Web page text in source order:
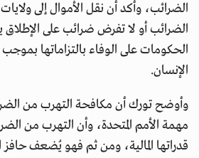
الضرائب، وأكد أن نقل الأموال إلى
الضرائب أو لا تفرض ضرائب على
الحكومات على الوفاء بالتزاماتها
الإنسان.
وأوضح تورك أن مكافحة التهرب من
مهمة الأمم المتحدة، وأن التهرب من
قدراتها المالية، ومن ثم فهو يُضعف